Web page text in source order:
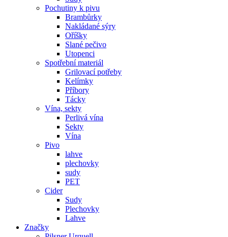
Pochutiny k pivu
Brambůrky
Nakládané sýry
Oříšky
Slané pečivo
Utopenci
Spotřební materiál
Grilovací potřeby
Kelímky
Příbory
Tácky
Vína, sekty
Perlivá vína
Sekty
Vína
Pivo
lahve
plechovky
sudy
PET
Cider
Sudy
Plechovky
Lahve
Značky